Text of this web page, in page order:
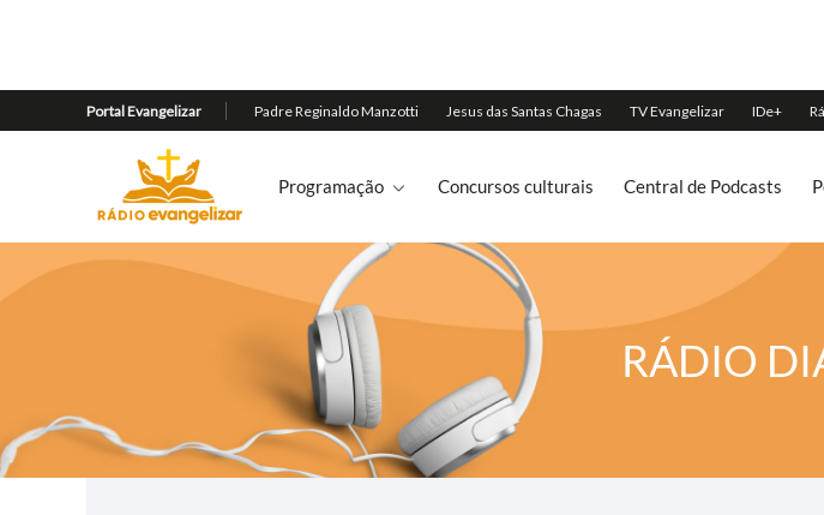
Programação Concursos culturais Central de Podcasts
RÁDIO